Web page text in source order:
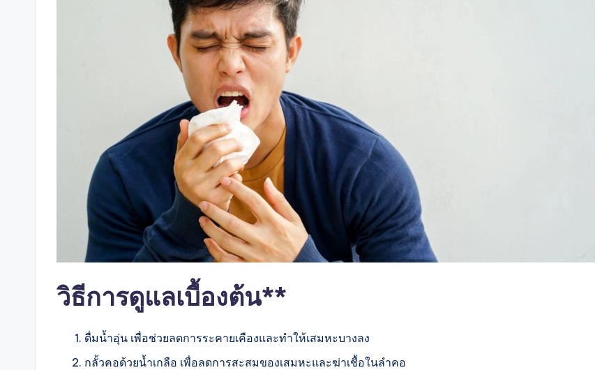
วิธีการดูแลเบื้องต้น**
ดื่มน้ำอุ่น เพื่อช่วยลดการระคายเคืองและทำให้เสมหะบางลง
กลั้วคอด้วยน้ำเกลือ เพื่อลดการสะสมของเสมหะและฆ่าเชื้อในลำคอ